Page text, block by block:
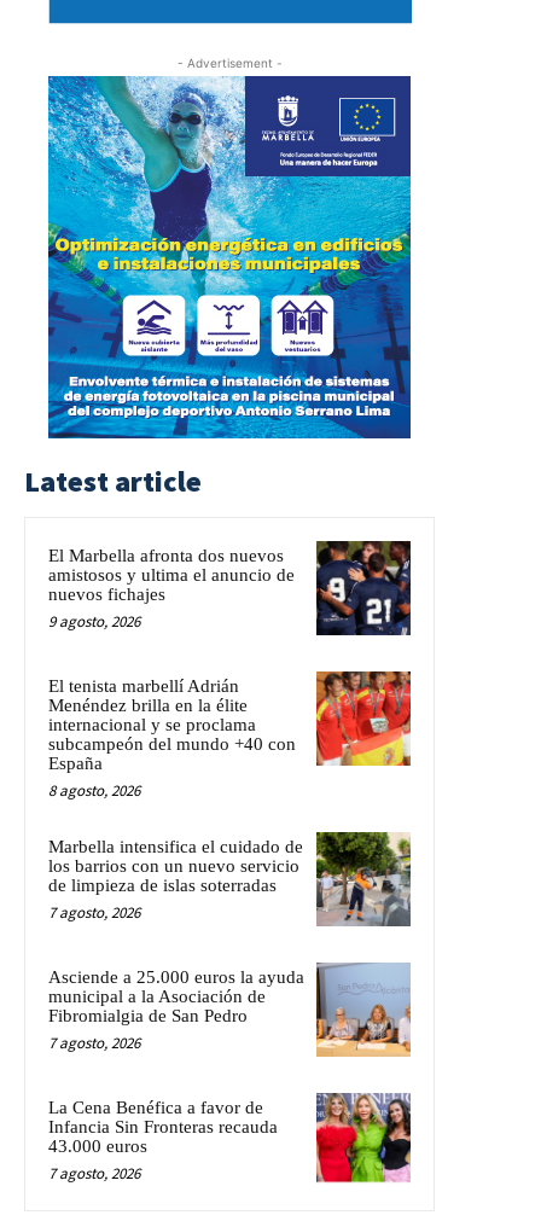
- Advertisement -
Latest article
El Marbella afronta dos nuevos
amistosos y ultima el anuncio de
nuevos fichajes
9 agosto, 2026
El tenista marbellí Adrián
Menéndez brilla en la élite
internacional y se proclama
subcampeón del mundo +40 con
España
8 agosto, 2026
Marbella intensifica el cuidado de
los barrios con un nuevo servicio
de limpieza de islas soterradas
7 agosto, 2026
Asciende a 25.000 euros la ayuda
municipal a la Asociación de
Fibromialgia de San Pedro
7 agosto, 2026
La Cena Benéfica a favor de
Infancia Sin Fronteras recauda
43.000 euros
7 agosto, 2026